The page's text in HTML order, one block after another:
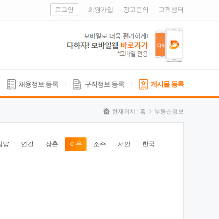
로그인 회원가입 광고문의 고객센터
채용정보 등록 구직정보 등록 게시물 등록
현재위치 : 홈 부동산정보
양 연길 장춘 이우 소주 서안 한국